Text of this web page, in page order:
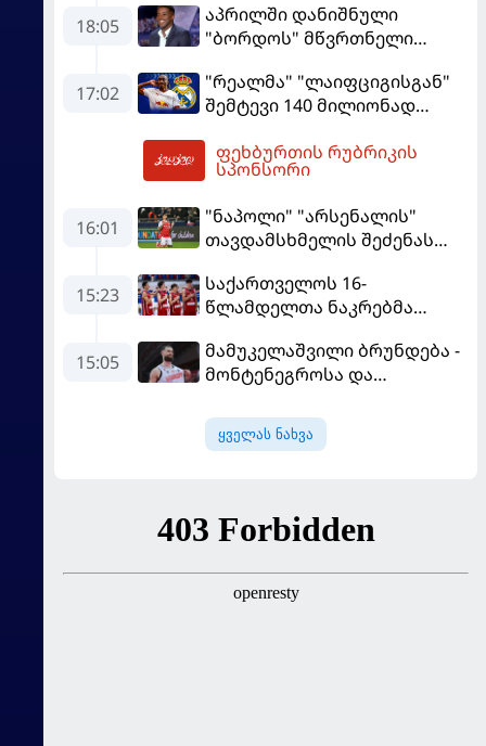
მოიგო, "ტორპედომ" გვიან
გაიღვიძა...
18:05
აპრილში დანიშნული
"ბორდოს" მწვრთნელი
17:02
"რეალმა" "ლაიფციგისგან"
შემტევი 140 მილიონად
ფეხბურთის რუბრიკის
სპონსორი
16:01
"ნაპოლი" "არსენალის"
თავდამსხმელის შეძენას
15:23
საქართველოს 16-
წლამდელთა ნაკრებმა
მარცხით გახსნა
15:05
მამუკელაშვილი ბრუნდება -
მონტენეგროსა და
მატჩებისთვის საქართველო
მზადებას 15
ყველას ნახვა